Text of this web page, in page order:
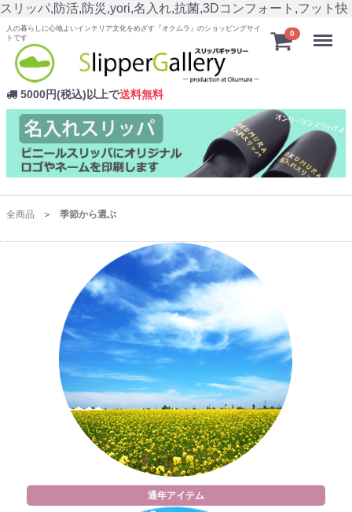
スリッパ,防活,防災,yori,名入れ,抗菌,3Dコンフォート,フット快
人の暮らしに心地よいインテリア文化をめざす『オクムラ』のショッピングサイ
トです
5000円(税込)以上で送料無料
0 Menu
全商品 季節から選ぶ
通年アイテム